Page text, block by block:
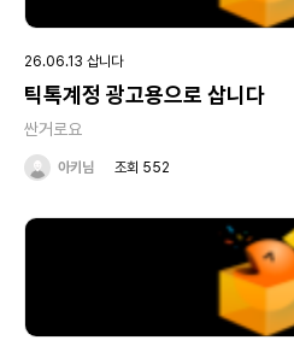
26.06.13 삽니다
틱톡계정 광고용으로 삽니다
싼거로요
아키님 조회 552